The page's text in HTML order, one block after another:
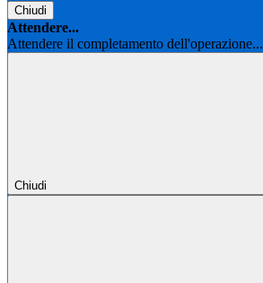
Chiudi
Attendere...
Attendere il completamento dell'operazione...
Chiudi